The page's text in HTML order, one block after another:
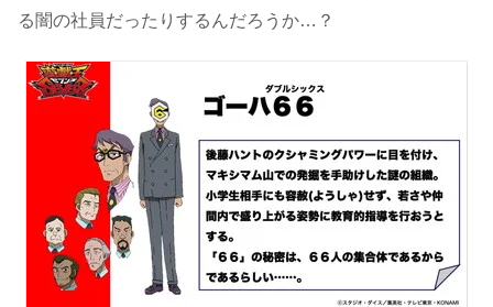
る闇の社員だったりするんだろうか…？